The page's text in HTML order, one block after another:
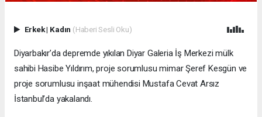
Erkek| Kadın (Haberi Sesli Oku)
Diyarbakır’da depremde yıkılan Diyar Galeria İş Merkezi mülk
sahibi Hasibe Yıldırım, proje sorumlusu mimar Şeref Kesgün ve
proje sorumlusu inşaat mühendisi Mustafa Cevat Arsız
İstanbul’da yakalandı.